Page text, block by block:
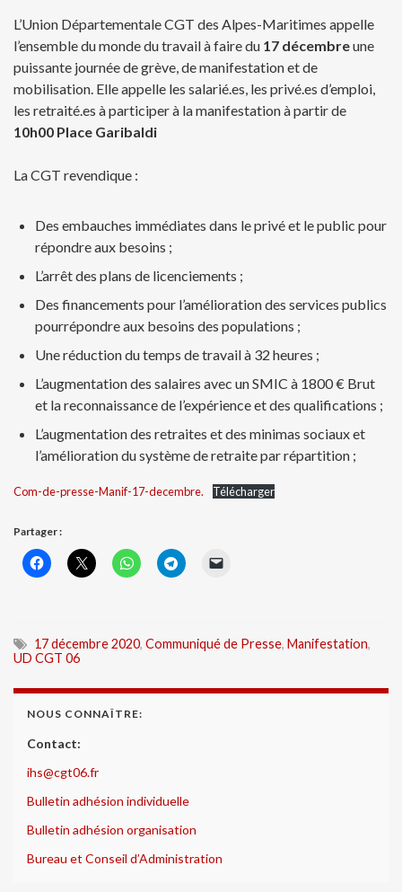
L’Union Départementale CGT des Alpes-Maritimes appelle
l’ensemble du monde du travail à faire du 17 décembreune
puissante journée de grève, de manifestation et de
mobilisation. Elle appelle les salarié.es, les privé.es d’emploi,
les retraité.es à participer à la manifestation à partir de
10h00 Place Garibaldi
La CGT revendique :
Des embauches immédiates dans le privé et le public pour
répondre aux besoins ;
L’arrêt des plans de licenciements ;
Des financements pour l’amélioration des services publics
pourrépondre aux besoins des populations ;
Une réduction du temps de travail à 32 heures ;
L’augmentation des salaires avec un SMIC à 1800 € Brut
et la reconnaissance de l’expérience et des qualifications ;
L’augmentation des retraites et des minimas sociaux et
l’amélioration du système de retraite par répartition ;
Com-de-presse-Manif-17-decembre. Télécharger
Partager :
17 décembre 2020, Communiqué de Presse, Manifestation,
UD CGT 06
NOUS CONNAÎTRE:
Contact:
ihs@cgt06.fr
Bulletin adhésion individuelle
Bulletin adhésion organisation
Bureau et Conseil d’Administration